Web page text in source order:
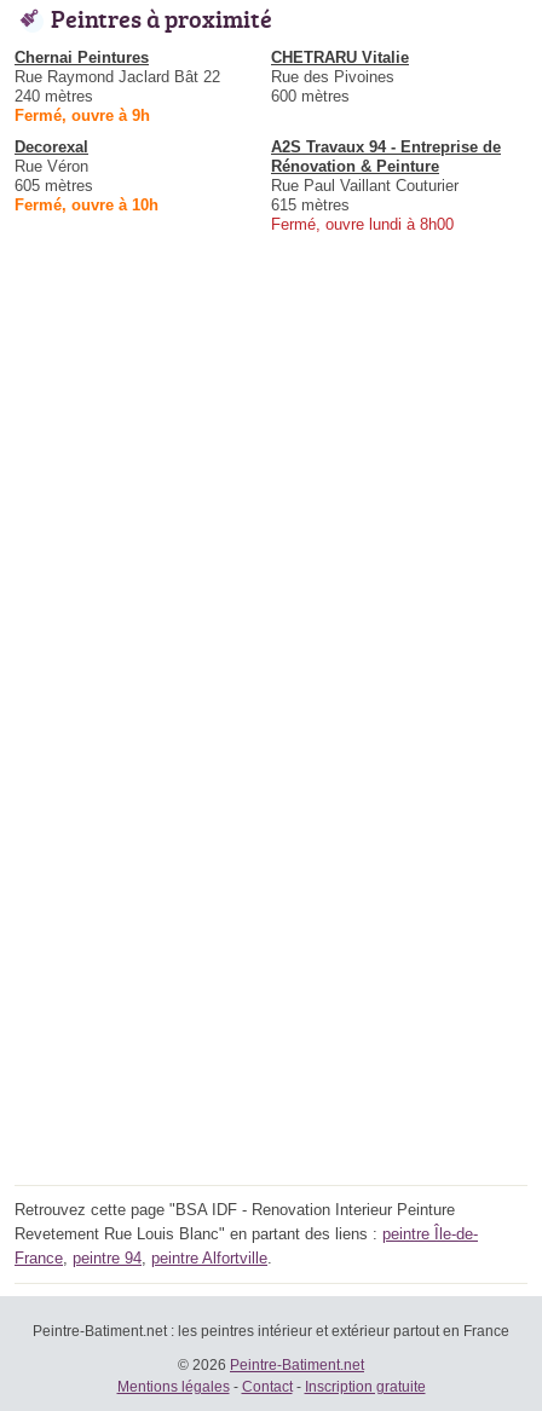
Peintres à proximité
Chernai Peintures
Rue Raymond Jaclard Bât 22
240 mètres
Fermé, ouvre à 9h
CHETRARU Vitalie
Rue des Pivoines
600 mètres
Decorexal
Rue Véron
605 mètres
Fermé, ouvre à 10h
A2S Travaux 94 - Entreprise de
Rénovation & Peinture
Rue Paul Vaillant Couturier
615 mètres
Fermé, ouvre lundi à 8h00
Retrouvez cette page "BSA IDF - Renovation Interieur Peinture
Revetement Rue Louis Blanc" en partant des liens : peintre Île-de-
France, peintre 94, peintre Alfortville.
Peintre-Batiment.net : les peintres intérieur et extérieur partout en France
© 2026 Peintre-Batiment.net
Mentions légales- Contact- Inscription gratuite